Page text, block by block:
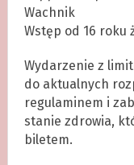
Wachnik
Wstęp od 16 roku
Wydarzenie z
do aktualnych
regulaminem i
stanie zdrowia,
biletem.